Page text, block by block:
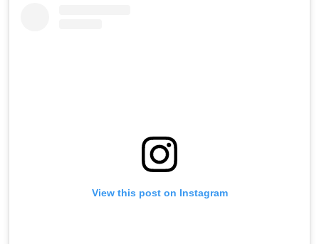
View this post on Instagram